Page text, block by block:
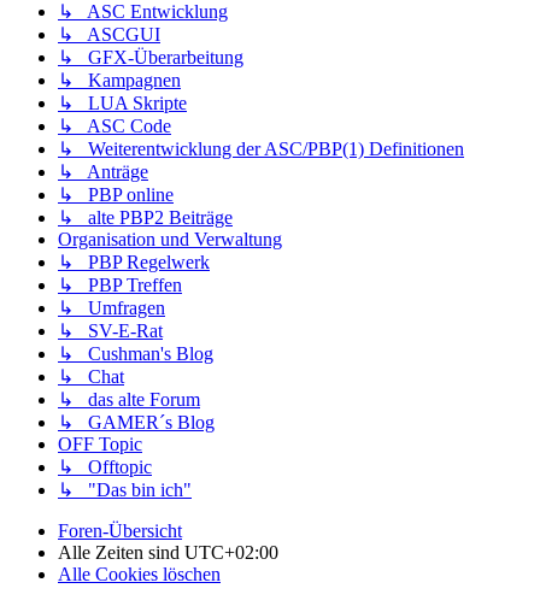
↳ ASC Entwicklung
↳ ASCGUI
↳ GFX-Überarbeitung
↳ Kampagnen
↳ LUA Skripte
↳ ASC Code
↳ Weiterentwicklung der ASC/PBP(1) Definitionen
↳ Anträge
↳ PBP online
↳ alte PBP2 Beiträge
Organisation und Verwaltung
↳ PBP Regelwerk
↳ PBP Treffen
↳ Umfragen
↳ SV-E-Rat
↳ Cushman's Blog
↳ Chat
↳ das alte Forum
↳ GAMER´s Blog
OFF Topic
↳ Offtopic
↳ "Das bin ich"
Foren-Übersicht
Alle Zeiten sind UTC+02:00
Alle Cookies löschen